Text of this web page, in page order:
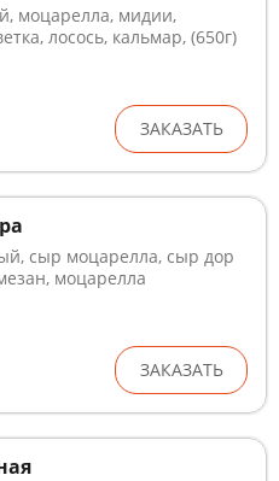
моцарелла, мидии,
лосось, кальмар, (650г)
ЗАКАЗАТЬ
сыр моцарелла, сыр дор
моцарелла
ЗАКАЗАТЬ